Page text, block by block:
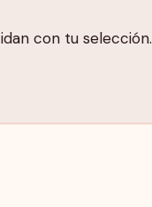
con tu selección.